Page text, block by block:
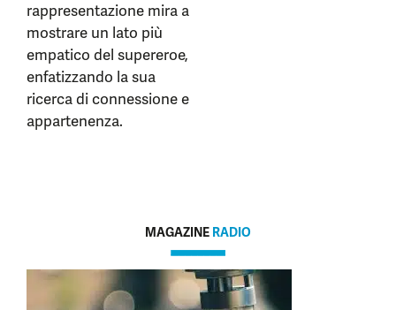
rappresentazione mira a
mostrare un lato più
empatico del supereroe,
enfatizzando la sua
ricerca di connessione e
appartenenza.
MAGAZINE RADIO